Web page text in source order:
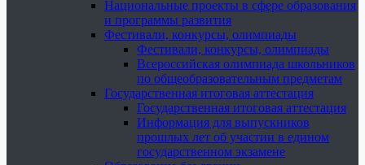
Национальные проекты в сфере образования
и программы развития
Фестивали, конкурсы, олимпиады
Фестивали, конкурсы, олимпиады
Всероссийская олимпиада школьников
по общеобразовательным предметам
Государственная итоговая аттестация
Государственная итоговая аттестация
Информация для выпускников
прошлых лет об участии в едином
государственном экзамене